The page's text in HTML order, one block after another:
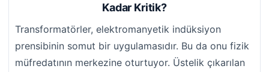
Kadar Kritik?
Transformatörler, elektromanyetik indüksiyon
prensibinin somut bir uygulamasıdır. Bu da onu fizik
müfredatının merkezine oturtuyor. Üstelik çıkarılan